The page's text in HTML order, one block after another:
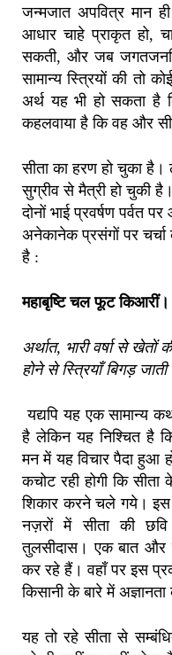
जन्मजात अपवित्र मान
आधार चाहे प्राकृत हो,
सकती, और जब
सामान्य स्त्रियों की तो
अर्थ यह भी हो सकता
कहलवाया है कि वह और
सीता का हरण हो चुका है।
सुग्रीव से मैत्री हो चुकी
दोनों भाई प्रवर्षण पर्वत
अनेकानेक प्रसंगों पर
है :
महाबृष्टि चल फूट किआरीं।
अर्थात, भारी वर्षा से
होने से स्त्रियाँ बिगड़
यद्यपि यह एक सामान्य
है लेकिन यह निश्चित है
मन में यह विचार पैदा हुआ
कचोट रही होगी कि
शिकार करने चले गये। इस
नज़रों में सीता की
तुलसीदास। एक बात और
कर रहे हैं। वहाँ पर इस
किसानी के बारे में
यह तो रहे सीता से